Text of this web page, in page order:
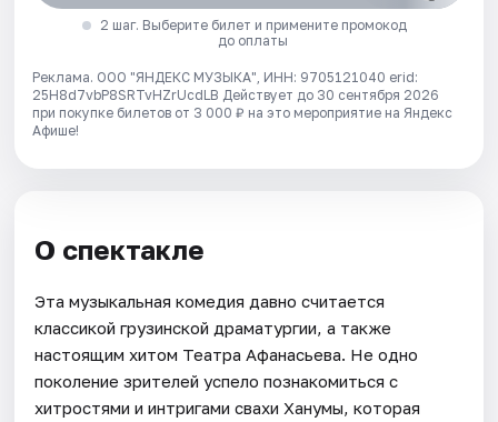
2 шаг. Выберите билет и примените промокод
до оплаты
Реклама. ООО "ЯНДЕКС МУЗЫКА", ИНН: 9705121040 erid:
25H8d7vbP8SRTvHZrUcdLB Действует до 30 сентября 2026
при покупке билетов от 3 000 ₽ на это мероприятие на Яндекс
Афише!
О спектакле
Эта музыкальная комедия давно считается
классикой грузинской драматургии, а также
настоящим хитом Театра Афанасьева. Не одно
поколение зрителей успело познакомиться с
хитростями и интригами свахи Ханумы, которая